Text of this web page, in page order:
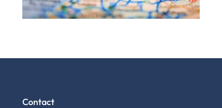
Contact